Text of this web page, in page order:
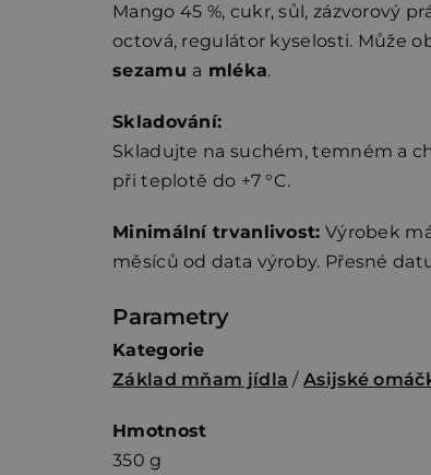
Mango 45 %, cukr, sůl, zázvorový
octová, regulátor kyselosti. Může
sezamu a mléka.
Skladování:
Skladujte na suchém, temném a
při teplotě do +7 °C.
Minimální trvanlivost: Výrobek
měsíců od data výroby. Přesné
Parametry
Kategorie
Základ mňam jídla /Asijské
Hmotnost
350 g